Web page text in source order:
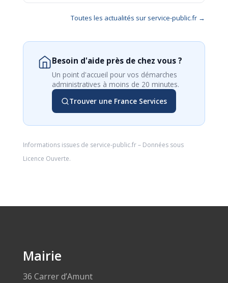
Toutes les actualités sur service-public.fr →
Besoin d'aide près de chez vous ?
Un point d'accueil pour vos démarches
administratives à moins de 20 minutes.
Trouver une France Services
Informations issues de service-public.fr– Données sous
Licence Ouverte.
Mairie
36 Carrer d’Amunt